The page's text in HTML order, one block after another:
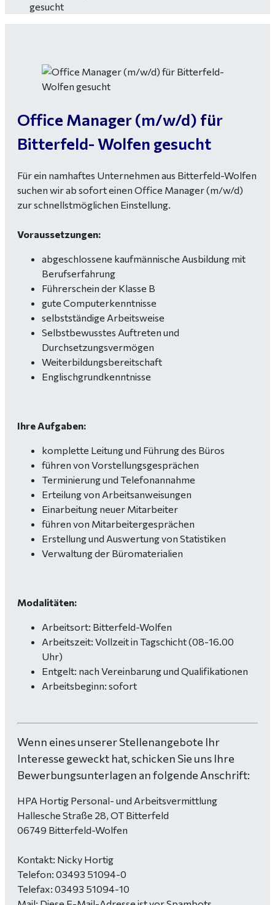
gesucht
Office Manager (m/w/d) für
Bitterfeld- Wolfen gesucht
Für ein namhaftes Unternehmen aus Bitterfeld-Wolfen
suchen wir ab sofort einen Office Manager (m/w/d)
zur schnellstmöglichen Einstellung.
Voraussetzungen:
abgeschlossene kaufmännische Ausbildung mit
Berufserfahrung
Führerschein der Klasse B
gute Computerkenntnisse
selbstständige Arbeitsweise
Selbstbewusstes Auftreten und
Durchsetzungsvermögen
Weiterbildungsbereitschaft
Englischgrundkenntnisse
Ihre Aufgaben:
komplette Leitung und Führung des Büros
führen von Vorstellungsgesprächen
Terminierung und Telefonannahme
Erteilung von Arbeitsanweisungen
Einarbeitung neuer Mitarbeiter
führen von Mitarbeitergesprächen
Erstellung und Auswertung von Statistiken
Verwaltung der Büromaterialien
Modalitäten:
Arbeitsort: Bitterfeld-Wolfen
Arbeitszeit: Vollzeit in Tagschicht (08-16.00
Uhr)
Entgelt: nach Vereinbarung und Qualifikationen
Arbeitsbeginn: sofort
Wenn eines unserer Stellenangebote Ihr
Interesse geweckt hat, schicken Sie uns Ihre
Bewerbungsunterlagen an folgende Anschrift:
HPA Hortig Personal- und Arbeitsvermittlung
Hallesche Straße 28, OT Bitterfeld
06749 Bitterfeld-Wolfen
Kontakt: Nicky Hortig
Telefon: 03493 51094-0
Telefax: 03493 51094-10